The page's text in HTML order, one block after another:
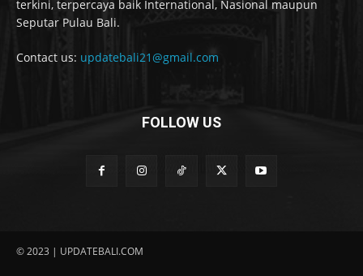
terkini, terpercaya baik International, Nasional maupun
Seputar Pulau Bali.
Contact us: updatebali21@gmail.com
FOLLOW US
© 2023 | UPDATEBALI.COM